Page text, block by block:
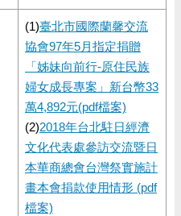
(1)臺北市國際蘭馨交流
協會97年5月指定捐贈
「姊妹向前行-原住民族
婦女成長專案」新台幣33
萬4,892元(pdf檔案)
(2)2018年台北駐日經濟
文化代表處參訪交流暨日
本華商總會台灣祭實施計
畫本會捐款使用情形 (pdf
檔案)